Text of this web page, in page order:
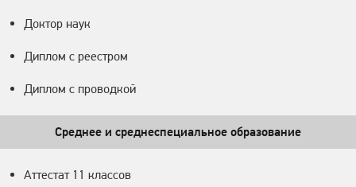
Доктор наук
Диплом с реестром
Диплом с проводкой
Среднее и среднеспециальное образование
Аттестат 11 классов